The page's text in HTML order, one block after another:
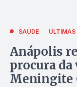
SAÚDE
Anápolis
procura da
Meningite